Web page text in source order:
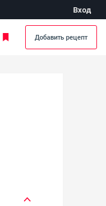
Вход
Добавить рецепт
блюда